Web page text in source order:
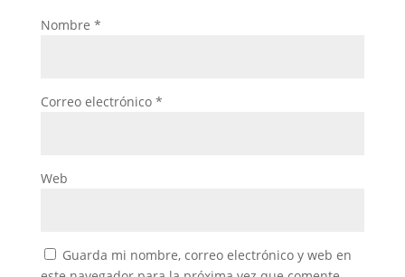
Nombre *
Correo electrónico *
Web
Guarda mi nombre, correo electrónico y web en